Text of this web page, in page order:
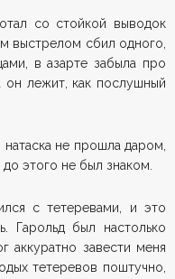
со стойкой выводок
выстрелом сбил одного,
в азарте забыла про
он лежит, как послушный
не прошла даром,
этого не был знаком.
с тетеревами, и это
Гарольд был настолько
аккуратно завести меня
тетеревов поштучно,